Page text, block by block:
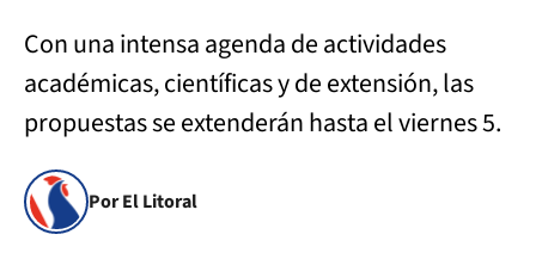
Con una intensa agenda de actividades
académicas, científicas y de extensión, las
propuestas se extenderán hasta el viernes 5.
Por El Litoral